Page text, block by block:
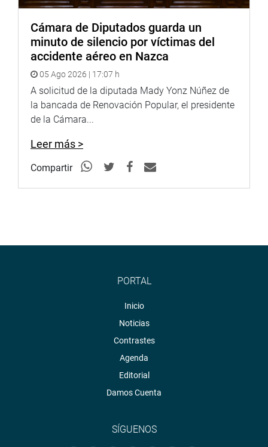
Cámara de Diputados guarda un
minuto de silencio por víctimas del
accidente aéreo en Nazca
05 Ago 2026 | 17:07 h
A solicitud de la diputada Mady Yonz Núñez de
la bancada de Renovación Popular, el presidente
de la Cámara...
Leer más >
Compartir
PORTAL
Inicio
Noticias
Contrastes
Agenda
Editorial
Damos Cuenta
SÍGUENOS